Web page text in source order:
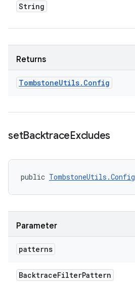
String
Returns
TombstoneUtils. Config
setBacktraceExcludes
public TombstoneUtils.Config
Parameter
patterns
BacktraceFilterPattern